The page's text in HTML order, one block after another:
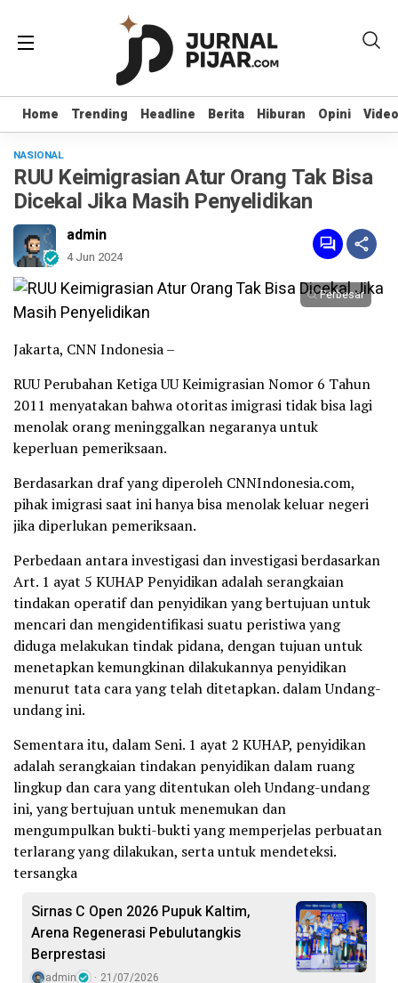
Home Trending Headline Berita Hiburan Opini Video
Home Trending Headline Berita Hiburan Opini Video
NASIONAL
RUU Keimigrasian Atur Orang Tak Bisa
Dicekal Jika Masih Penyelidikan
admin
4 Jun 2024
Perbesar
Jakarta, CNN Indonesia –
RUU Perubahan Ketiga UU Keimigrasian Nomor 6 Tahun
2011 menyatakan bahwa otoritas imigrasi tidak bisa lagi
menolak orang meninggalkan negaranya untuk
keperluan pemeriksaan.
Berdasarkan draf yang diperoleh CNNIndonesia.com,
pihak imigrasi saat ini hanya bisa menolak keluar negeri
jika diperlukan pemeriksaan.
Perbedaan antara investigasi dan investigasi berdasarkan
Art. 1 ayat 5 KUHAP Penyidikan adalah serangkaian
tindakan operatif dan penyidikan yang bertujuan untuk
mencari dan mengidentifikasi suatu peristiwa yang
diduga melakukan tindak pidana, dengan tujuan untuk
menetapkan kemungkinan dilakukannya penyidikan
menurut tata cara yang telah ditetapkan. dalam Undang-
undang ini.
Sementara itu, dalam Seni. 1 ayat 2 KUHAP, penyidikan
adalah serangkaian tindakan penyidikan dalam ruang
lingkup dan cara yang ditentukan oleh Undang-undang
ini, yang bertujuan untuk menemukan dan
mengumpulkan bukti-bukti yang memperjelas perbuatan
terlarang yang dilakukan, serta untuk mendeteksi.
tersangka
Sirnas C Open 2026 Pupuk Kaltim,
Arena Regenerasi Pebulutangkis
Berprestasi
admin 21/07/2026